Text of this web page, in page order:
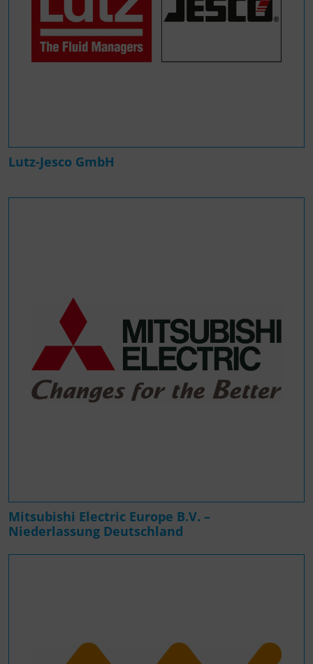
Lutz-Jesco GmbH
Mitsubishi Electric Europe B.V. –
Niederlassung Deutschland